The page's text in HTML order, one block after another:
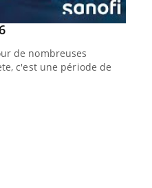
Youtube
de nombreuses
c'est une période de